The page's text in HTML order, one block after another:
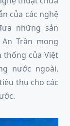
của các nghệ
những sản
Trần mong
của Việt
nước ngoài,
thụ cho các